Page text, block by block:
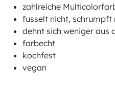
zahlreiche
fusselt nicht, schrumpft
dehnt sich weniger aus
farbecht
kochfest
vegan